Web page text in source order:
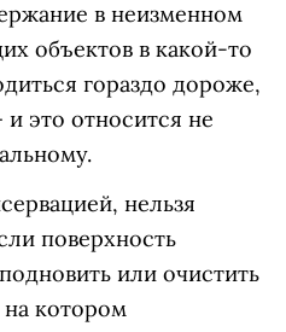
в неизменном
объектов в какой-то
гораздо дороже,
это относится не
нельзя
поверхность
или очистить
котором